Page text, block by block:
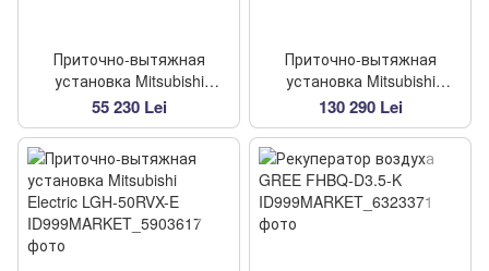
Приточно-вытяжная
установка Mitsubishi
Electric LGH-65RVX-E
55 230 Lei
Приточно-вытяжная
установка Mitsubishi
Electric LGH-150RVX-E
130 290 Lei